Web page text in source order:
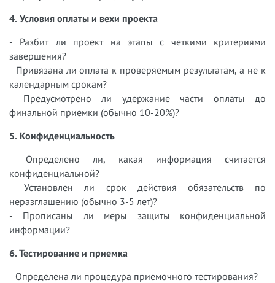
4. Условия оплаты и вехи проекта
- Разбит ли проект на этапы с четкими критериями
завершения?
- Привязана ли оплата к проверяемым результатам, а не к
календарным срокам?
- Предусмотрено ли удержание части оплаты до
финальной приемки (обычно 10-20%)?
5. Конфиденциальность
- Определено ли, какая информация считается
конфиденциальной?
- Установлен ли срок действия обязательств по
неразглашению (обычно 3-5 лет)?
- Прописаны ли меры защиты конфиденциальной
информации?
6. Тестирование и приемка
- Определена ли процедура приемочного тестирования?